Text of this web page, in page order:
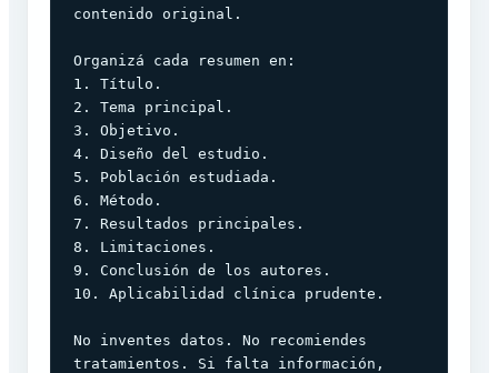
contenido original.
Organizá cada resumen en:
1. Título.
2. Tema principal.
3. Objetivo.
4. Diseño del estudio.
5. Población estudiada.
6. Método.
7. Resultados principales.
8. Limitaciones.
9. Conclusión de los autores.
10. Aplicabilidad clínica prudente.
No inventes datos. No recomiendes
tratamientos. Si falta información,